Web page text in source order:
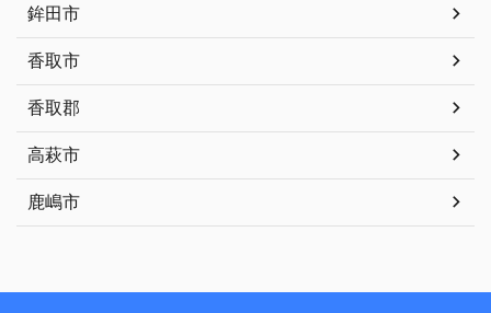
鉾田市
香取市
香取郡
高萩市
鹿嶋市